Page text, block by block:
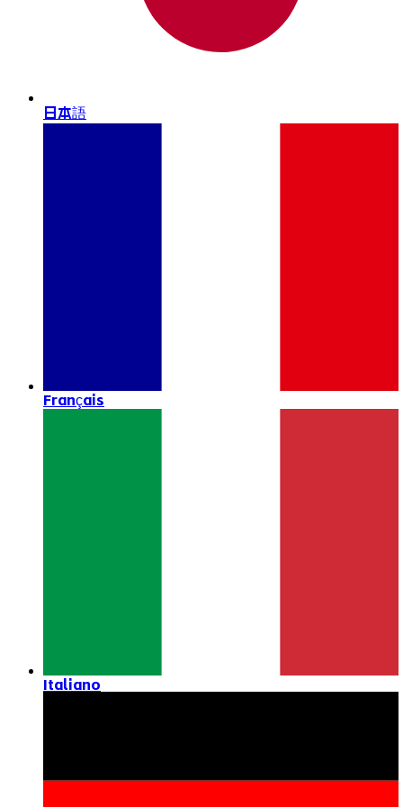
日本語
Français
Italiano